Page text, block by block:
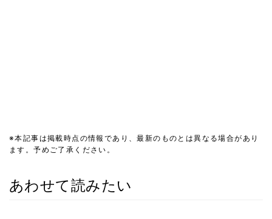
※本記事は掲載時点の情報であり、最新のものとは異なる場合があり
ます。予めご了承ください。
あわせて読みたい